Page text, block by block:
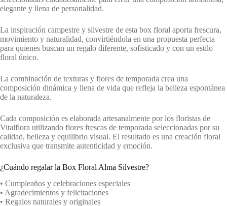
elegante y llena de personalidad.
La inspiración campestre y silvestre de esta box floral aporta frescura,
movimiento y naturalidad, convirtiéndola en una propuesta perfecta
para quienes buscan un regalo diferente, sofisticado y con un estilo
floral único.
La combinación de texturas y flores de temporada crea una
composición dinámica y llena de vida que refleja la belleza espontánea
de la naturaleza.
Cada composición es elaborada artesanalmente por los floristas de
Vitalflora utilizando flores frescas de temporada seleccionadas por su
calidad, belleza y equilibrio visual. El resultado es una creación floral
exclusiva que transmite autenticidad y emoción.
¿Cuándo regalar la Box Floral Alma Silvestre?
• Cumpleaños y celebraciones especiales
• Agradecimientos y felicitaciones
• Regalos naturales y originales